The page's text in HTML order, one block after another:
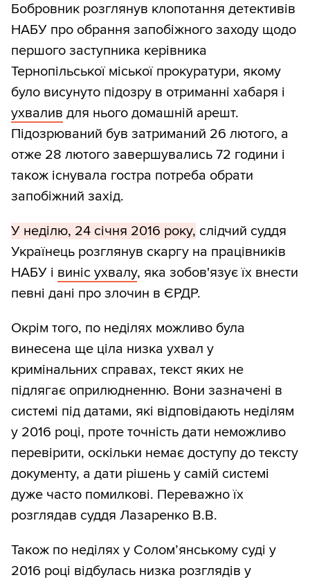
Бобровник розглянув клопотання детективів
НАБУ про обрання запобіжного заходу щодо
першого заступника керівника
Тернопільської міської прокуратури, якому
було висунуто підозру в отриманні хабаря і
ухвалив для нього домашній арешт.
Підозрюваний був затриманий 26 лютого, а
отже 28 лютого завершувались 72 години і
також існувала гостра потреба обрати
запобіжний захід.
У неділю, 24 січня 2016 року, слідчий суддя
Українець розглянув скаргу на працівників
НАБУ і виніс ухвалу, яка зобов'язує їх внести
певні дані про злочин в ЄРДР.
Окрім того, по неділях можливо була
винесена ще ціла низка ухвал у
кримінальних справах, текст яких не
підлягає оприлюдненню. Вони зазначені в
системі під датами, які відповідають неділям
у 2016 році, проте точність дати неможливо
перевірити, оскільки немає доступу до тексту
документу, а дати рішень у самій системі
дуже часто помилкові. Переважно їх
розглядав суддя Лазаренко В.В.
Також по неділях у Солом’янському суді у
2016 році відбулась низка розглядів у